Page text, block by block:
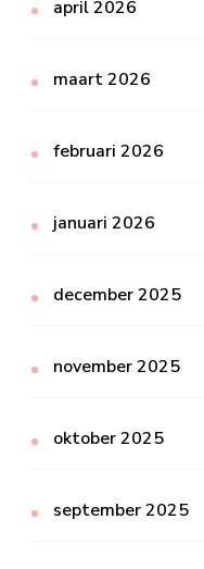
april 2026
maart 2026
februari 2026
januari 2026
december 2025
november 2025
oktober 2025
september 2025